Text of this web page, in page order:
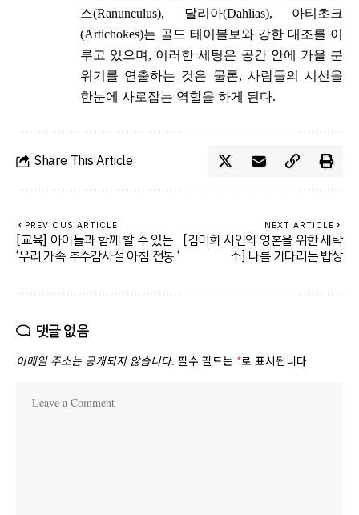
스(Ranunculus), 달리아(Dahlias), 아티초크
(Artichokes)는 골드 테이블보와 강한 대조를 이
루고 있으며, 이러한 세팅은 공간 안에 가을 분
위기를 연출하는 것은 물론, 사람들의 시선을
한눈에 사로잡는 역할을 하게 된다.
Share This Article
PREVIOUS ARTICLE
[교육] 아이들과 함께 할 수 있는
‘우리 가족 추수감사절 아침 전통 ‘
NEXT ARTICLE
[김미희 시인의 영혼을 위한 세탁
소] 나를 기다리는 밥상
댓글 없음
이메일 주소는 공개되지 않습니다. 필수 필드는 *로 표시됩니다